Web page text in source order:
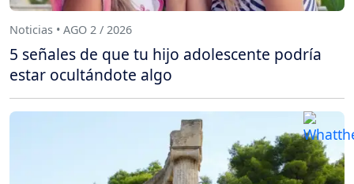
Noticias • AGO 2 / 2026
5 señales de que tu hijo adolescente podría
estar ocultándote algo